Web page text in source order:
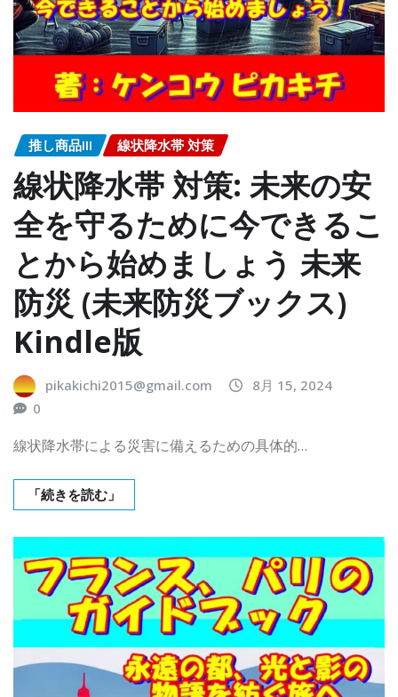
推し商品III 線状降水帯 対策
線状降水帯 対策: 未来の安
全を守るために今できるこ
とから始めましょう 未来
防災 (未来防災ブックス)
Kindle版
pikakichi2015@gmail.com
8月 15, 2024
0
線状降水帯による災害に備えるための具体的…
「続きを読む」